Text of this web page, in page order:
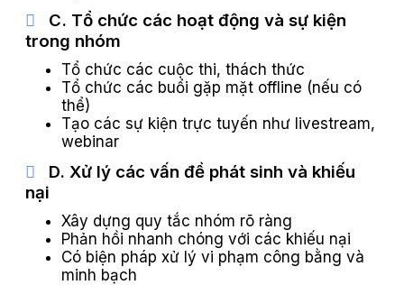
C. Tổ chức các hoạt động và sự kiện
trong nhóm
Tổ chức các cuộc thi, thách thức
Tổ chức các buổi gặp mặt offline (nếu có
thể)
Tạo các sự kiện trực tuyến như livestream,
webinar
D. Xử lý các vấn đề phát sinh và khiếu
nại
Xây dựng quy tắc nhóm rõ ràng
Phản hồi nhanh chóng với các khiếu nại
Có biện pháp xử lý vi phạm công bằng và
minh bạch